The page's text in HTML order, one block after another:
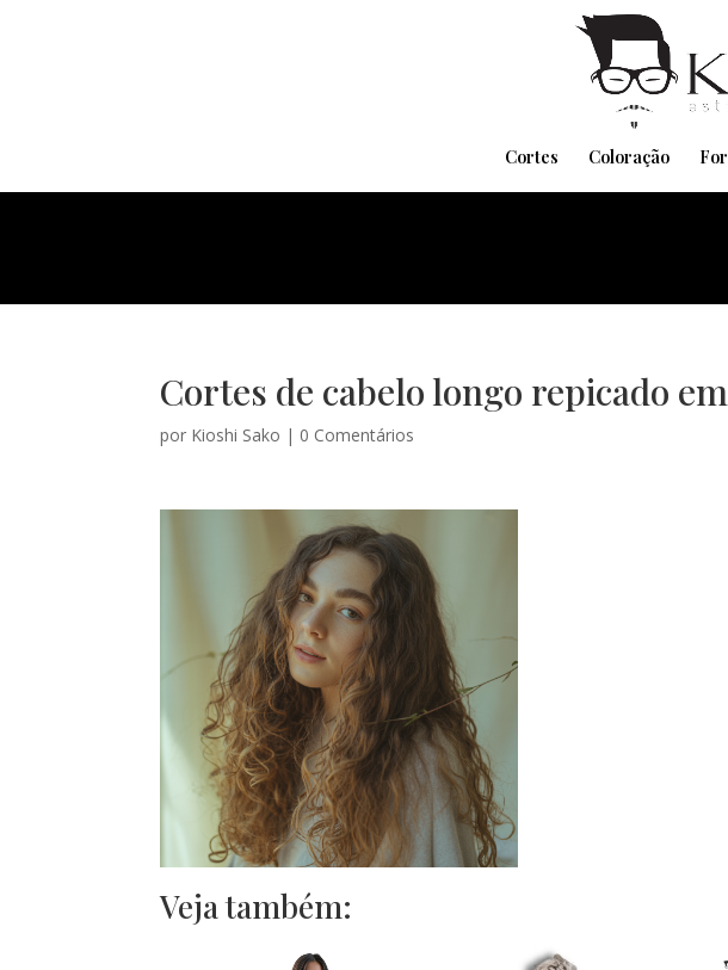
Cortes Coloração
Cortes de cabelo longo repicado
por Kioshi Sako | 0 Comentários
Veja também:
Pensando